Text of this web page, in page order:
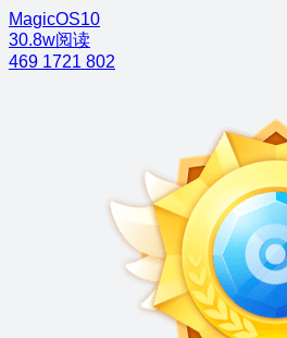
MagicOS10
30.8w阅读
469 1721 802